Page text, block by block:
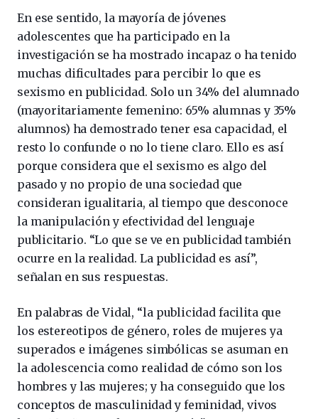
En ese sentido, la mayoría de jóvenes
adolescentes que ha participado en la
investigación se ha mostrado incapaz o ha tenido
muchas dificultades para percibir lo que es
sexismo en publicidad. Solo un 34% del alumnado
(mayoritariamente femenino: 65% alumnas y 35%
alumnos) ha demostrado tener esa capacidad, el
resto lo confunde o no lo tiene claro. Ello es así
porque considera que el sexismo es algo del
pasado y no propio de una sociedad que
consideran igualitaria, al tiempo que desconoce
la manipulación y efectividad del lenguaje
publicitario. “Lo que se ve en publicidad también
ocurre en la realidad. La publicidad es así”,
señalan en sus respuestas.
En palabras de Vidal, “la publicidad facilita que
los estereotipos de género, roles de mujeres ya
superados e imágenes simbólicas se asuman en
la adolescencia como realidad de cómo son los
hombres y las mujeres; y ha conseguido que los
conceptos de masculinidad y feminidad, vivos